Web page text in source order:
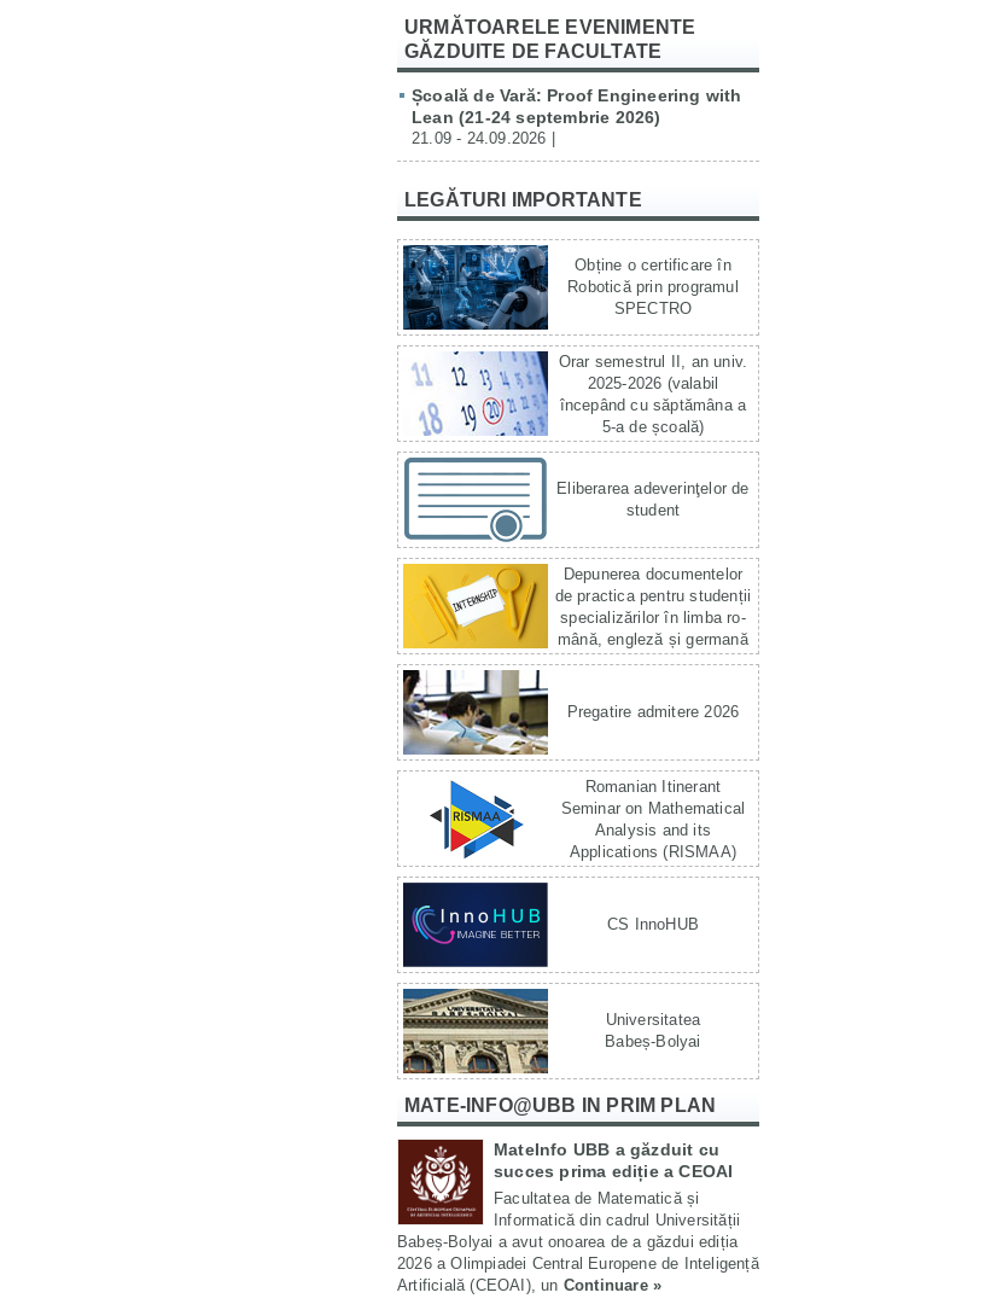
URMĂTOARELE EVENIMENTE
GĂZDUITE DE FACULTATE
Școală de Vară: Proof Engineering with
Lean (21-24 septembrie 2026)
21.09 - 24.09.2026 |
LEGĂTURI IMPORTANTE
Obține o certificare în
Robotică prin programul
SPECTRO
Orar semestrul II, an univ.
2025-2026 (valabil
începând cu săptămâna a
5-a de școală)
Eliberarea adeverinţelor de
student
Depunerea documentelor
de practica pentru studenții
specializărilor în limba ro­
mână, engleză și germană
Pregatire admitere 2026
Romanian Itinerant
Seminar on Mathematical
Analysis and its
Applications (RISMAA)
CS InnoHUB
Universitatea
Babeș-Bolyai
MATE-INFO@UBB IN PRIM PLAN
MateInfo UBB a găzduit cu
succes prima ediție a CEOAI
Facultatea de Matematică și
Informatică din cadrul Universității
Babeș-Bolyai a avut onoarea de a găzdui ediția
2026 a Olimpiadei Central Europene de Inteligență
Artificială (CEOAI), un Continuare »